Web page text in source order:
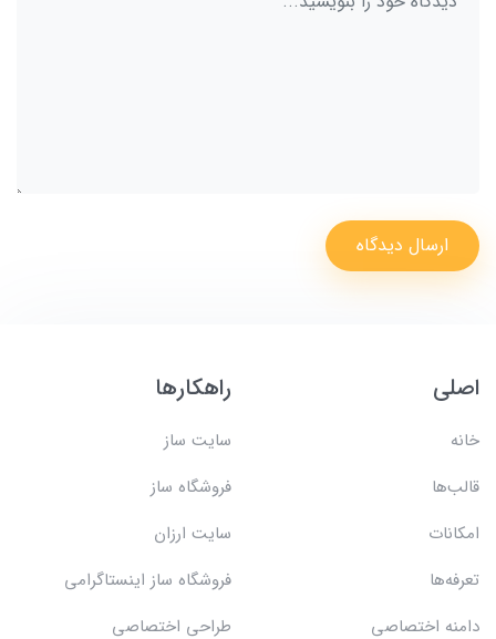
ارسال دیدگاه
اصلی
خانه
قالب‌ها
امکانات
تعرفه‌ها
دامنه اختصاصی
راهکارها
سایت ساز
فروشگاه ساز
سایت ارزان
فروشگاه ساز اینستاگرامی
طراحی اختصاصی